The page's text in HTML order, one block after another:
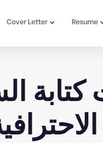
Resume
Cover Letter